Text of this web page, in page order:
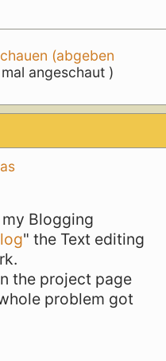
(abgeben
angeschaut )
Blogging
" the Text editing
the project page
problem got